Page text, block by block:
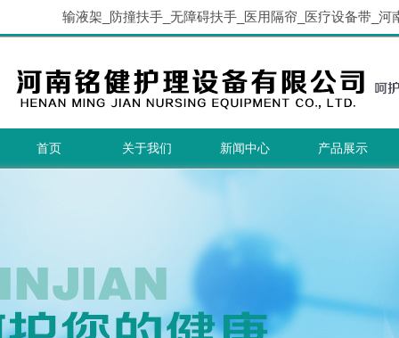
输液架_防撞扶手_无障碍扶手_医用隔帘_医疗设备带_河
首页 关于我们 新闻中心 产品展示